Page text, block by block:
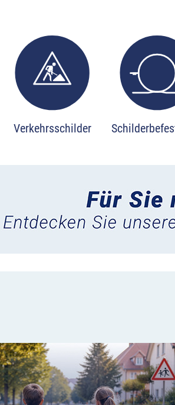
Skip to
Verkehrsschilder